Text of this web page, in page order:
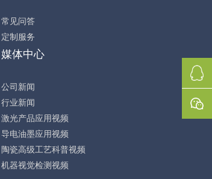
常见问答
定制服务
媒体中心
公司新闻
行业新闻
激光产品应用视频
导电油墨应用视频
陶瓷高级工艺科普视频
机器视觉检测视频